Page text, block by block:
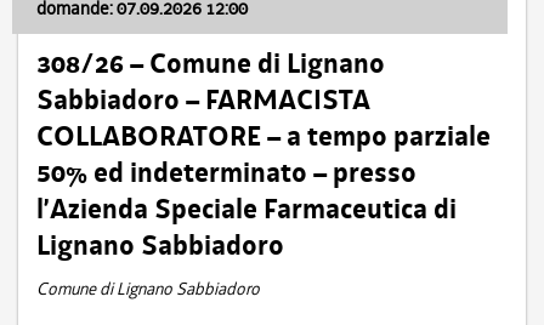
domande: 07.09.2026 12:00
308/26 – Comune di Lignano
Sabbiadoro – FARMACISTA
COLLABORATORE – a tempo parziale
50% ed indeterminato – presso
l’Azienda Speciale Farmaceutica di
Lignano Sabbiadoro
Comune di Lignano Sabbiadoro